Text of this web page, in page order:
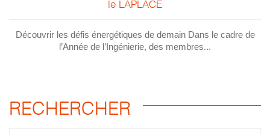
le LAPLACE
Découvrir les défis énergétiques de demain Dans le cadre de
l’Année de l’Ingénierie, des membres...
RECHERCHER